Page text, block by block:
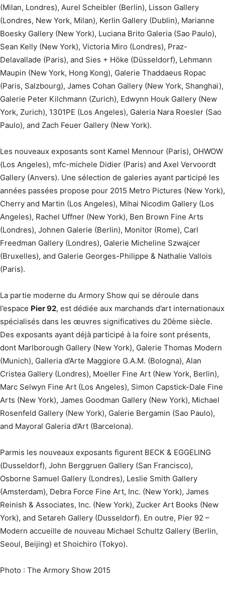
(Milan, Londres), Aurel Scheibler (Berlin), Lisson Gallery
(Londres, New York, Milan), Kerlin Gallery (Dublin), Marianne
Boesky Gallery (New York), Luciana Brito Galeria (Sao Paulo),
Sean Kelly (New York), Victoria Miro (Londres), Praz-
Delavallade (Paris), and Sies + Höke (Düsseldorf), Lehmann
Maupin (New York, Hong Kong), Galerie Thaddaeus Ropac
(Paris, Salzbourg), James Cohan Gallery (New York, Shanghai),
Galerie Peter Kilchmann (Zurich), Edwynn Houk Gallery (New
York, Zurich), 1301PE (Los Angeles), Galeria Nara Roesler (Sao
Paulo), and Zach Feuer Gallery (New York).
Les nouveaux exposants sont Kamel Mennour (Paris), OHWOW
(Los Angeles), mfc-michele Didier (Paris) and Axel Vervoordt
Gallery (Anvers). Une sélection de galeries ayant participé les
années passées propose pour 2015 Metro Pictures (New York),
Cherry and Martin (Los Angeles), Mihai Nicodim Gallery (Los
Angeles), Rachel Uffner (New York), Ben Brown Fine Arts
(Londres), Johnen Galerie (Berlin), Monitor (Rome), Carl
Freedman Gallery (Londres), Galerie Micheline Szwajcer
(Bruxelles), and Galerie Georges-Philippe & Nathalie Vallois
(Paris).
La partie moderne du Armory Show qui se déroule dans
l’espace Pier 92, est dédiée aux marchands d’art internationaux
spécialisés dans les œuvres significatives du 20ème siècle.
Des exposants ayant déjà participé à la foire sont présents,
dont Marlborough Gallery (New York), Galerie Thomas Modern
(Munich), Galleria d’Arte Maggiore G.A.M. (Bologna), Alan
Cristea Gallery (Londres), Moeller Fine Art (New York, Berlin),
Marc Selwyn Fine Art (Los Angeles), Simon Capstick-Dale Fine
Arts (New York), James Goodman Gallery (New York), Michael
Rosenfeld Gallery (New York), Galerie Bergamin (Sao Paulo),
and Mayoral Galeria d’Art (Barcelona).
Parmis les nouveaux exposants figurent BECK & EGGELING
(Dusseldorf), John Berggruen Gallery (San Francisco),
Osborne Samuel Gallery (Londres), Leslie Smith Gallery
(Amsterdam), Debra Force Fine Art, Inc. (New York), James
Reinish & Associates, Inc. (New York), Zucker Art Books (New
York), and Setareh Gallery (Dusseldorf). En outre, Pier 92 –
Modern accueille de nouveau Michael Schultz Gallery (Berlin,
Seoul, Beijing) et Shoichiro (Tokyo).
Photo : The Armory Show 2015